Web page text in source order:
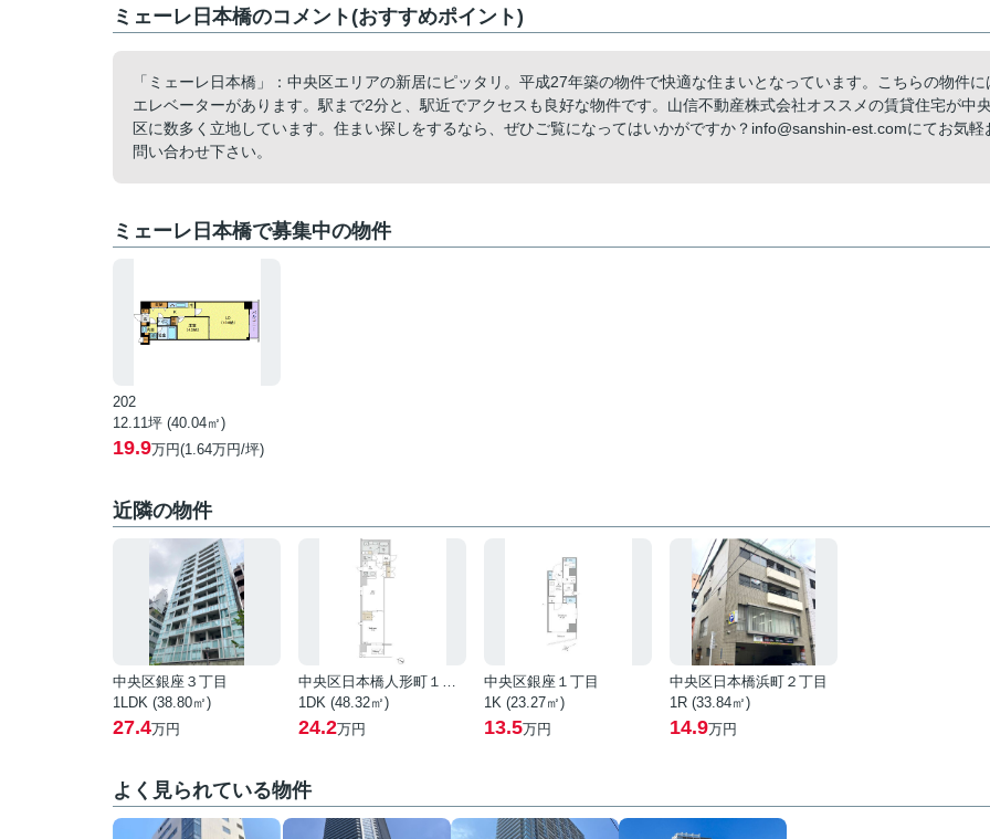
ミェーレ日本橋のコメント(おすすめポイント)
「ミェーレ日本橋」：中央区エリアの新居にピッタリ。平成27年築の物件で快適な住まいとなっています。こちらの物件に
エレベーターがあります。駅まで2分と、駅近でアクセスも良好な物件です。山信不動産株式会社オススメの賃貸住宅が中央
区に数多く立地しています。住まい探しをするなら、ぜひご覧になってはいかがですか？info@sanshin-est.comにてお気軽
問い合わせ下さい。
ミェーレ日本橋で募集中の物件
202
12.11坪 (40.04㎡)
19.9万円(1.64万円/坪)
近隣の物件
中央区銀座３丁目
1LDK (38.80㎡)
27.4万円
中央区日本橋人形町１丁目
1DK (48.32㎡)
24.2万円
中央区銀座１丁目
1K (23.27㎡)
13.5万円
中央区日本橋浜町２丁目
1R (33.84㎡)
14.9万円
よく見られている物件